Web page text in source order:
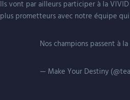
Ils vont par ailleurs participer à la
plus prometteurs avec notre équipe
Nos champions passent à la
— Make Your Destiny